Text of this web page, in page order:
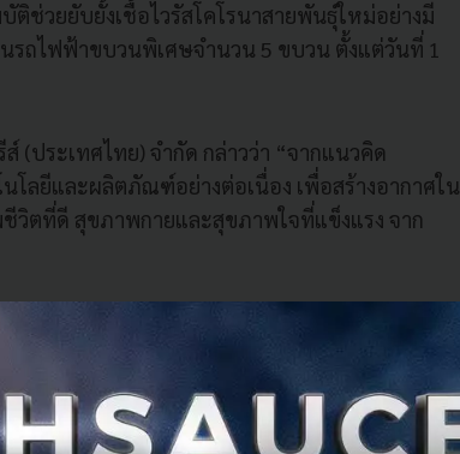
ติช่วยยับยั้งเชื้อไวรัสโคโรนาสายพันธุ์ใหม่อย่างมี
รถไฟฟ้าขบวนพิเศษจำนวน 5 ขบวน ตั้งแต่วันที่ 1
ประเทศไทย) จํากัด กล่าวว่า “จากแนวคิด
โลยีและผลิตภัณฑ์อย่างต่อเนื่อง เพื่อสร้างอากาศใน
ตที่ดี สุขภาพกายและสุขภาพใจที่แข็งแรง จาก
รามุ่งมั่นพัฒนาเทคโนโลยีสตรีมเมอร์ เพื่อสร้าง
ม้ในช่วงที่สถานการณ์โควิด-19 กำลังแพร่ระบาด
ารร่วมมือกับ BTS ติดตั้งเทคโนโลยีสตรีมเมอร์บน
าดตลอดการเดินทาง”